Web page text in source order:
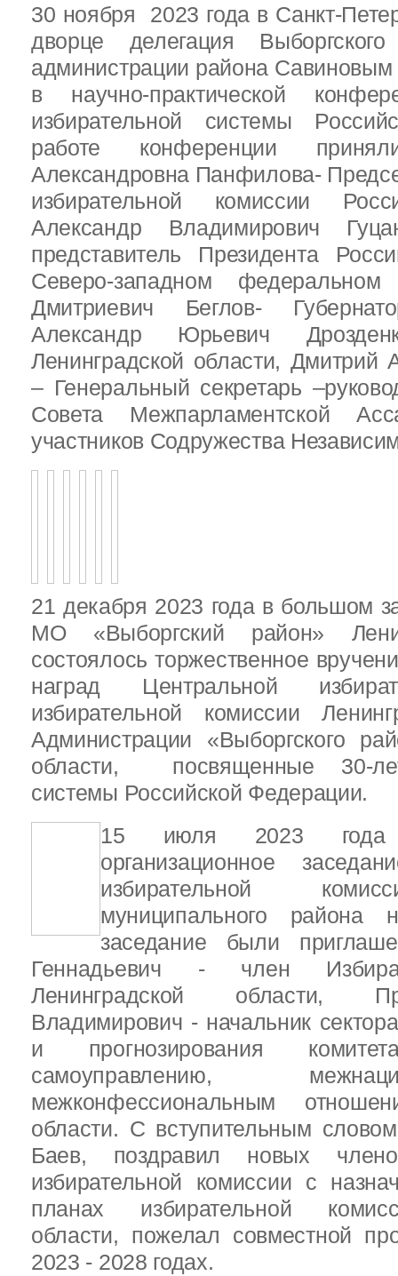
30 ноября 2023 года в Санкт-
дворце делегация
администрации района Савиновым
в научно-практической
избирательной системы
работе конференции
Александровна Панфилова-
избирательной комиссии
Александр Владимирович
представитель Президента
Северо-западном федеральном
Дмитриевич Беглов-
Александр Юрьевич
Ленинградской области, Дмитрий
– Генеральный секретарь
Совета Межпарламентской
участников Содружества
21 декабря 2023 года в большом
МО «Выборгский район»
состоялось торжественное
наград Центральной
избирательной комиссии
Администрации «Выборгского
области, посвященные 30-
системы Российской Федерации.
15 июля 2023 года
организационное
избирательной
муниципального района
заседание были
Геннадьевич - член
Ленинградской области,
Владимирович - начальник
и прогнозирования
самоуправлению,
межконфессиональным
области. С вступительным
Баев, поздравил новых
избирательной комиссии с
планах избирательной
области, пожелал совместной
2023 - 2028 годах.